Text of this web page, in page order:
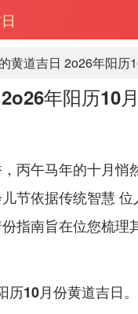
黄道吉日 2o26年阳历
年阳历10
丙午马年的十月悄
节依据传统智慧
指南旨在位您梳理
历10月份黄道吉日。